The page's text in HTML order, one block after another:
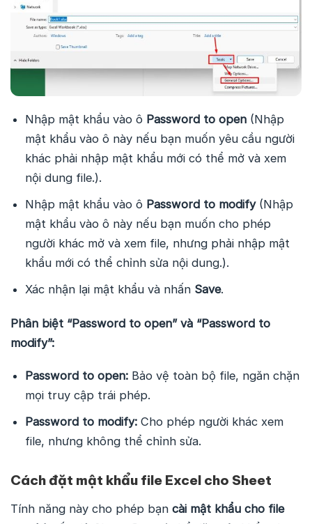
Nhập mật khẩu vào ô Password to open (Nhập
mật khẩu vào ô này nếu bạn muốn yêu cầu người
khác phải nhập mật khẩu mới có thể mở và xem
nội dung file.).
Nhập mật khẩu vào ô Password to modify(Nhập
mật khẩu vào ô này nếu bạn muốn cho phép
người khác mở và xem file, nhưng phải nhập mật
khẩu mới có thể chỉnh sửa nội dung.).
Xác nhận lại mật khẩu và nhấn Save.
Phân biệt “Password to open” và “Password to
modify”:
Password to open: Bảo vệ toàn bộ file, ngăn chặn
mọi truy cập trái phép.
Password to modify: Cho phép người khác xem
file, nhưng không thể chỉnh sửa.
Cách đặt mật khẩu file Excel cho Sheet
Tính năng này cho phép bạn cài mật khẩu cho file